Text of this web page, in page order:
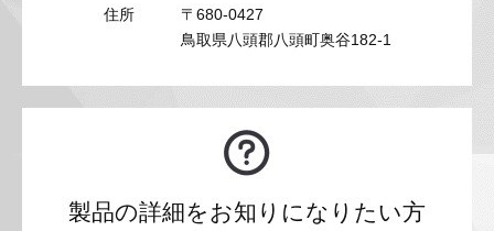
住所
〒680-0427
鳥取県八頭郡八頭町奥谷182-1
製品の詳細をお知りになりたい方